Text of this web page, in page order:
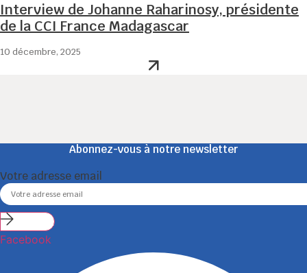
Interview de Johanne Raharinosy, présidente
de la CCI France Madagascar
10 décembre, 2025
Abonnez-vous à notre newsletter
Votre adresse email
Submit
Facebook